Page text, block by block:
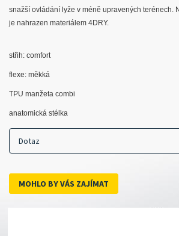
snažší ovládání lyže v méně upravených terénech.
je nahrazen materiálem 4DRY.
střih: comfort
flexe: měkká
TPU manžeta combi
anatomická stélka
Dotaz
MOHLO BY VÁS ZAJÍMAT